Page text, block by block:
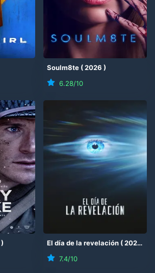
Soulm8te (2026 )
6.28/10
)
El día de la revelación (2026 )
7.4/10